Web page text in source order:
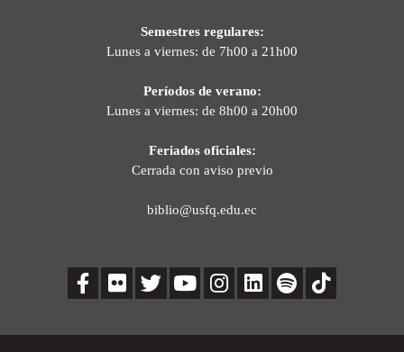
Semestres regulares:
Lunes a viernes: de 7h00 a 21h00
Períodos de verano:
Lunes a viernes: de 8h00 a 20h00
Feriados oficiales:
Cerrada con aviso previo
biblio@usfq.edu.ec